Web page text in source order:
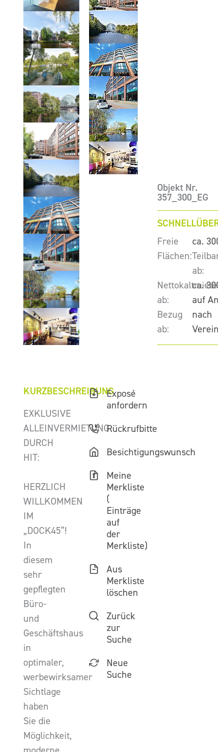
Objekt Nr.
357_300_EG
Freie
Flächen:
ca.
ab:
ca.
Nettokaltmiete
ab:
auf
Bezug
ab:
nach
KURZBESCHREIBUNG
EXKLUSIVE
ALLEINVERMIETUNG
DURCH
HIT:
HERZLICH
WILLKOMMEN
IM
„DOCK45”!
In
diesem
sehr
gepflegten
Büro-
und
Geschäftshaus
in
optimaler,
werbewirksamer
Sichtlage
haben
Sie die
Möglichkeit,
Exposé
anfordern
Rückrufbitte
Besichtigungswunsch
Meine
Merkliste
(
Einträge
auf
der
Merkliste)
Aus
Merkliste
löschen
Zurück
zur
Suche
Neue
Suche